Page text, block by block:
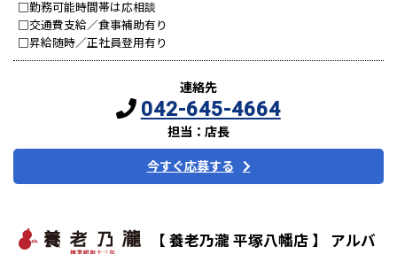
□勤務可能時間帯は応相談
□交通費支給／食事補助有り
□昇給随時／正社員登用有り
連絡先
042-645-4664
担当：店長
今すぐ応募する
【 養老乃瀧 平塚八幡店 】 アルバ